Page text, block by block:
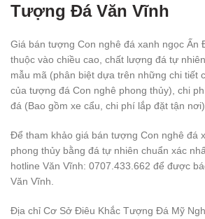
Tượng Đá Văn Vĩnh
Giá bán tượng Con nghê đá xanh ngọc Ấn
thuộc vào chiều cao, chất lượng đá tự
mẫu mã (phân biệt dựa trên những chi tiết
của tượng đá Con nghê phong thủy), chi
đá (Bao gồm xe cẩu, chi phí lắp đặt tận nơi).
Để tham khảo giá bán tượng Con nghê đá
phong thủy bằng đá tự nhiên chuẩn xác
hotline Văn Vĩnh: 0707.433.662 để được
Văn Vĩnh.
Địa chỉ Cơ Sở Điêu Khắc Tượng Đá Mỹ